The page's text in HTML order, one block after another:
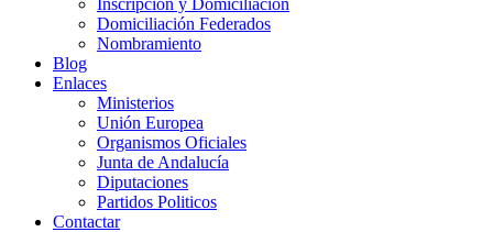
Inscripción y Domiciliación
Domiciliación Federados
Nombramiento
Blog
Enlaces
Ministerios
Unión Europea
Organismos Oficiales
Junta de Andalucía
Diputaciones
Partidos Politicos
Contactar